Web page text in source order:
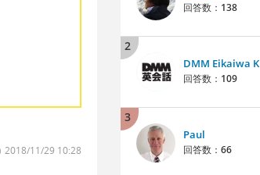
2018/11/29 10:28
回答数： 138
2
DMM Eikaiwa K
回答数： 109
3
Paul
回答数： 66